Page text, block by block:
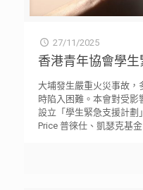
27/11/2025
香港青年協會學生
大埔發生嚴重火災事故，
時陷入困難。本會對受
設立「學生緊急支援計劃
Price 普徠仕、凱瑟克基